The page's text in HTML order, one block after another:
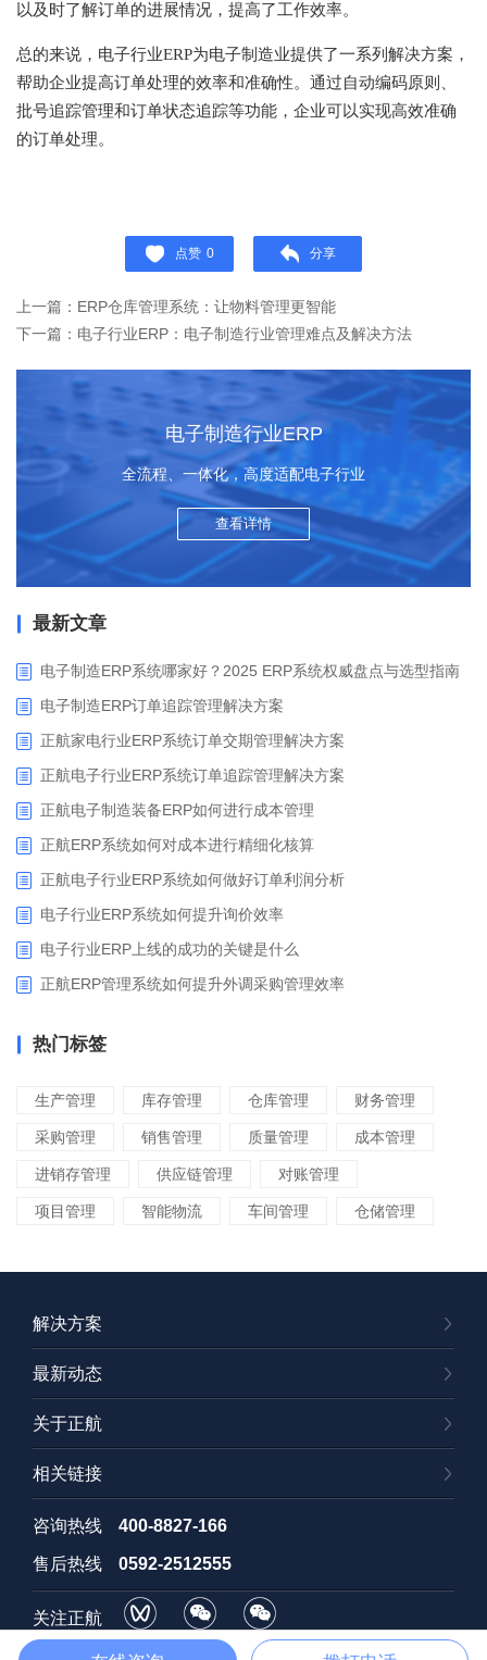
以及时了解订单的进展情况，提高了工作效率。
总的来说，电子行业ERP为电子制造业提供了一系列解决方案，
帮助企业提高订单处理的效率和准确性。通过自动编码原则、
批号追踪管理和订单状态追踪等功能，企业可以实现高效准确
的订单处理。
点赞 0 分享
上一篇：ERP仓库管理系统：让物料管理更智能
下一篇：电子行业ERP：电子制造行业管理难点及解决方法
电子制造行业ERP
全流程、一体化，高度适配电子行业
查看详情
最新文章
电子制造ERP系统哪家好？2025 ERP系统权威盘点与选型指南
电子制造ERP订单追踪管理解决方案
正航家电行业ERP系统订单交期管理解决方案
正航电子行业ERP系统订单追踪管理解决方案
正航电子制造装备ERP如何进行成本管理
正航ERP系统如何对成本进行精细化核算
正航电子行业ERP系统如何做好订单利润分析
电子行业ERP系统如何提升询价效率
电子行业ERP上线的成功的关键是什么
正航ERP管理系统如何提升外调采购管理效率
热门标签
生产管理 库存管理 仓库管理 财务管理
采购管理 销售管理 质量管理 成本管理
进销存管理 供应链管理 对账管理
项目管理 智能物流 车间管理 仓储管理
解决方案
最新动态
关于正航
相关链接
咨询热线 400-8827-166
售后热线 0592-2512555
关注正航
视频号 订阅号 招聘号